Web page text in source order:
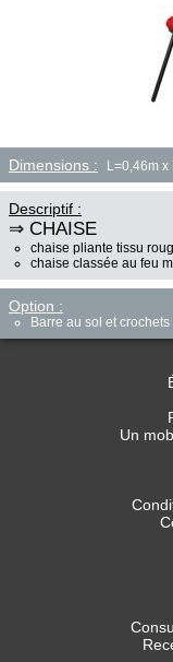
Dimensions : L=0,46m x
Descriptif :
⇒ CHAISE
chaise pliante tissu
chaise classée au feu
Option :
Barre au sol et
Un